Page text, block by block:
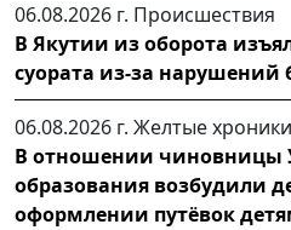
06.08.2026 г. Происшествия
В Якутии из оборота
суората из-за нарушений
06.08.2026 г. Желтые хроники
В отношении чиновницы
образования возбудили
оформлении путёвок